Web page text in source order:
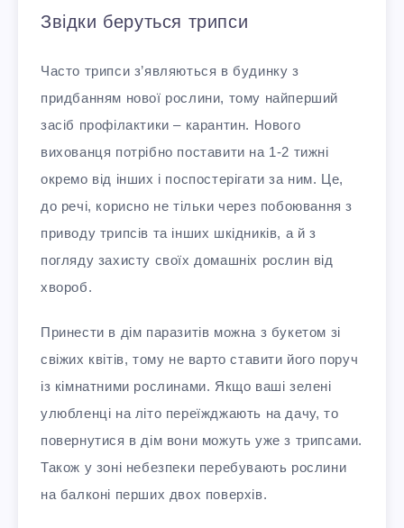
Звідки беруться трипси
Часто трипси з’являються в будинку з
придбанням нової рослини, тому найперший
засіб профілактики – карантин. Нового
вихованця потрібно поставити на 1-2 тижні
окремо від інших і поспостерігати за ним. Це,
до речі, корисно не тільки через побоювання з
приводу трипсів та інших шкідників, а й з
погляду захисту своїх домашніх рослин від
хвороб.
Принести в дім паразитів можна з букетом зі
свіжих квітів, тому не варто ставити його поруч
із кімнатними рослинами. Якщо ваші зелені
улюбленці на літо переїжджають на дачу, то
повернутися в дім вони можуть уже з трипсами.
Також у зоні небезпеки перебувають рослини
на балконі перших двох поверхів.